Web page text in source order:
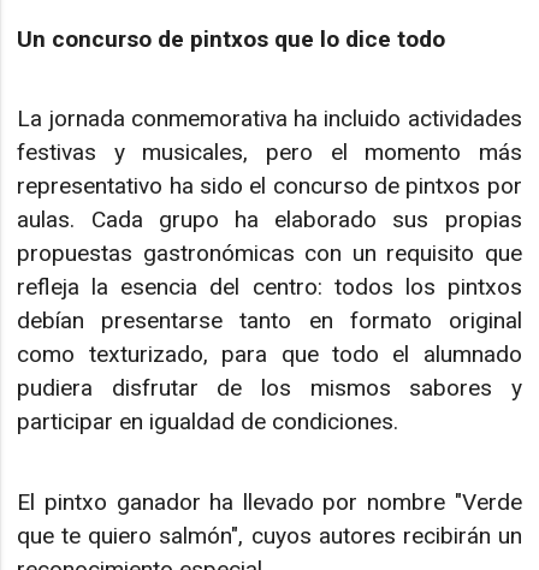
Un concurso de pintxos que lo dice todo
La jornada conmemorativa ha incluido actividades
festivas y musicales, pero el momento más
representativo ha sido el concurso de pintxos por
aulas. Cada grupo ha elaborado sus propias
propuestas gastronómicas con un requisito que
refleja la esencia del centro: todos los pintxos
debían presentarse tanto en formato original
como texturizado, para que todo el alumnado
pudiera disfrutar de los mismos sabores y
participar en igualdad de condiciones.
El pintxo ganador ha llevado por nombre "Verde
que te quiero salmón", cuyos autores recibirán un